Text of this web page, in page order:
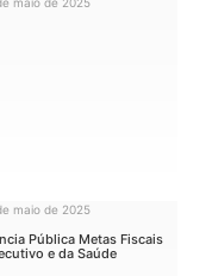
maio de 2025
Pública Metas Fiscais
e da Saúde